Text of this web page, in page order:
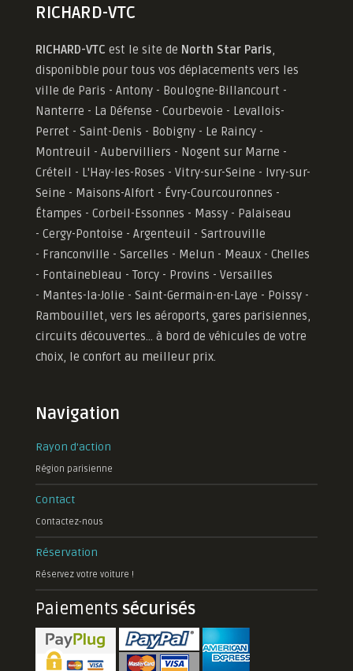
RICHARD-VTC
RICHARD-VTC est le site de North Star Paris,
disponibble pour tous vos déplacements vers les
ville de Paris - Antony - Boulogne-Billancourt -
Nanterre - La Défense - Courbevoie - Levallois-
Perret - Saint-Denis - Bobigny - Le Raincy -
Montreuil - Aubervilliers - Nogent sur Marne -
Créteil - L'Hay-les-Roses - Vitry-sur-Seine - Ivry-sur-
Seine - Maisons-Alfort - Évry-Courcouronnes -
Étampes - Corbeil-Essonnes - Massy - Palaiseau
- Cergy-Pontoise - Argenteuil - Sartrouville
- Franconville - Sarcelles - Melun - Meaux - Chelles
- Fontainebleau - Torcy - Provins - Versailles
- Mantes-la-Jolie - Saint-Germain-en-Laye - Poissy -
Rambouillet, vers les aéroports, gares parisiennes,
circuits découvertes... à bord de véhicules de votre
choix, le confort au meilleur prix.
Navigation
Rayon d'action
Région parisienne
Contact
Contactez-nous
Réservation
Réservez votre voiture !
Paiements sécurisés